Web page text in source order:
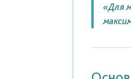
«Для